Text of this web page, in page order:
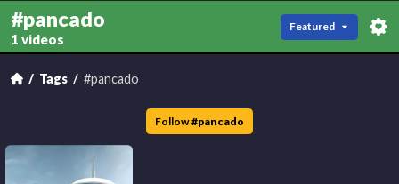
#pancado
1 videos
Featured
Tags #pancado
Follow #pancado